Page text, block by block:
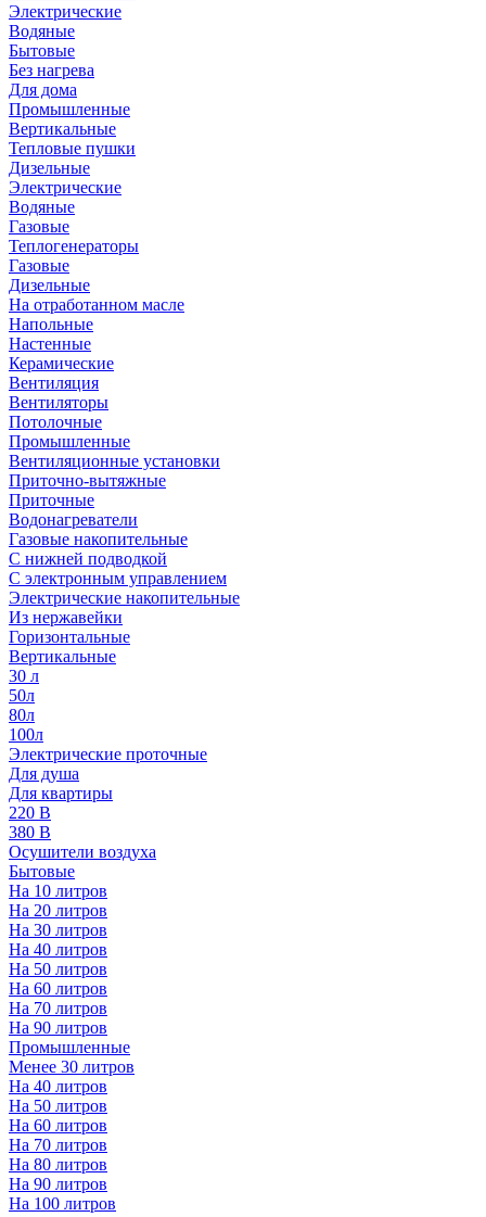
Электрические
Водяные
Бытовые
Без нагрева
Для дома
Промышленные
Вертикальные
Тепловые пушки
Дизельные
Электрические
Водяные
Газовые
Теплогенераторы
Газовые
Дизельные
На отработанном масле
Напольные
Настенные
Керамические
Вентиляция
Вентиляторы
Потолочные
Промышленные
Вентиляционные установки
Приточно-вытяжные
Приточные
Водонагреватели
Газовые накопительные
С нижней подводкой
С электронным управлением
Электрические накопительные
Из нержавейки
Горизонтальные
Вертикальные
30 л
50л
80л
100л
Электрические проточные
Для душа
Для квартиры
220 В
380 В
Осушители воздуха
Бытовые
На 10 литров
На 20 литров
На 30 литров
На 40 литров
На 50 литров
На 60 литров
На 70 литров
На 90 литров
Промышленные
Менее 30 литров
На 40 литров
На 50 литров
На 60 литров
На 70 литров
На 80 литров
На 90 литров
На 100 литров